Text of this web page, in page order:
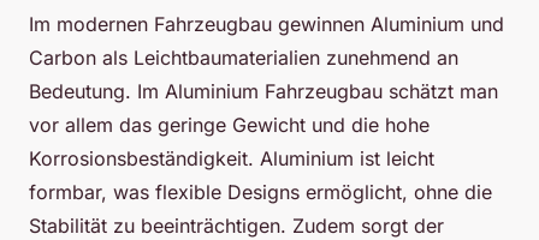
Im modernen Fahrzeugbau gewinnen Aluminium und
Carbon als Leichtbaumaterialien zunehmend an
Bedeutung. Im Aluminium Fahrzeugbau schätzt man
vor allem das geringe Gewicht und die hohe
Korrosionsbeständigkeit. Aluminium ist leicht
formbar, was flexible Designs ermöglicht, ohne die
Stabilität zu beeinträchtigen. Zudem sorgt der